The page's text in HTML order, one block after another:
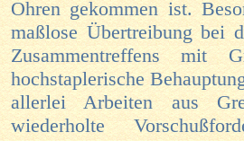
Ohren gekommen ist.
maßlose Übertreibung bei
Zusammentreffens
hochstaplerische
allerlei Arbeiten aus
wiederholte